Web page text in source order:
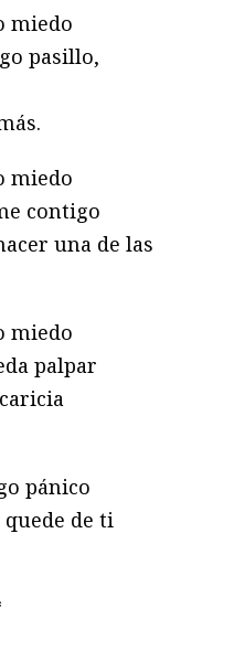
miedo
pasillo,
miedo
contigo
una de las
miedo
palpar
pánico
de ti